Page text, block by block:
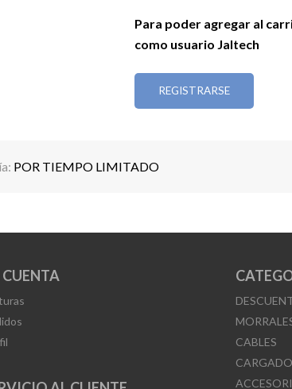
Para poder agregar al
como usuario Jaltech
REGISTRARSE
POR TIEMPO LIMITADO
CABLES